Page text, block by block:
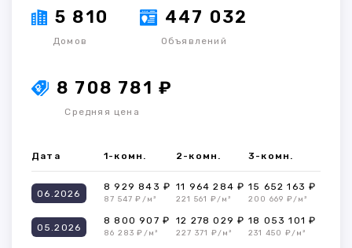
5 810
Домов
447 032
Объявлений
8 708 781 ₽
Средняя цена
Дата 1-комн. 2-комн. 3-комн.
06.2026
8 929 843 ₽
87 547 ₽/м²
11 964 284 ₽
221 561 ₽/м²
15 652 163 ₽
200 669 ₽/м²
05.2026
8 800 907 ₽
86 283 ₽/м²
12 278 029 ₽
227 371 ₽/м²
18 053 101 ₽
231 450 ₽/м²